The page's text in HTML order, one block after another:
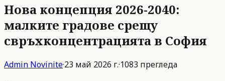
Нова концепция 2026-2040:
малките градове срещу
свръхконцентрацията в София
Admin Novinite·23 май 2026 г.·1083 прегледа